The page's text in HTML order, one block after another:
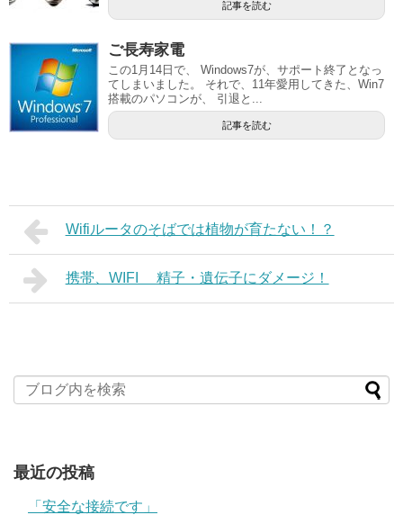
記事を読む
ご長寿家電
この1月14日で、 Windows7が、サポート終了となっ
てしまいました。 それで、11年愛用してきた、Win7
搭載のパソコンが、 引退と...
記事を読む
Wifiルータのそばでは植物が育たない！？
携帯、WIFI 精子・遺伝子にダメージ！
最近の投稿
「安全な接続です」